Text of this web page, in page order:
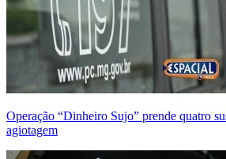
Operação “Dinheiro Sujo” prende quatro
agiotagem